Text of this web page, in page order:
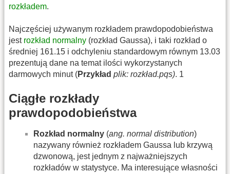
rozkładem.
Najczęściej używanym rozkładem prawdopodobieństwa
jest rozkład normalny (rozkład Gaussa), i taki rozkład o
średniej 161.15 i odchyleniu standardowym równym 13.03
prezentują dane na temat ilości wykorzystanych
darmowych minut (Przykład plik: rozkład.pqs). 1
Ciągłe rozkłady
prawdopodobieństwa
Rozkład normalny (ang. normal distribution)
nazywany również rozkładem Gaussa lub krzywą
dzwonową, jest jednym z najważniejszych
rozkładów w statystyce. Ma interesujące własności